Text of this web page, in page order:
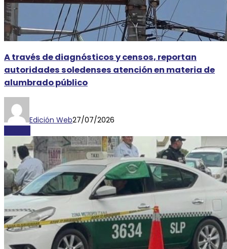
A través de diagnósticos y censos, reportan
autoridades soledenses atención en materia de
alumbrado público
Edición Web27/07/2026